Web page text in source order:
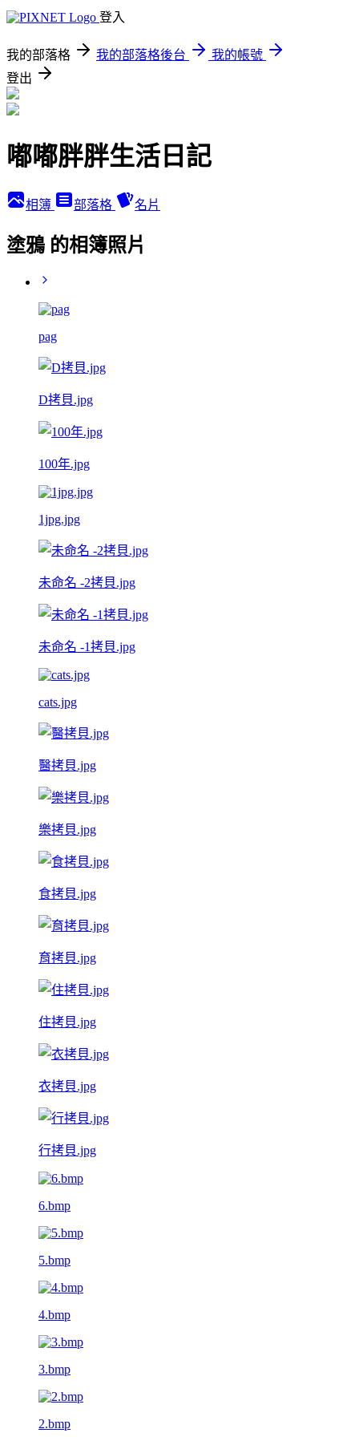
登入
我的部落格 我的部落格後台
我的帳號
登出
嘟嘟胖胖生活日記
相簿 部落格 名片
塗鴉 的相簿照片
pag
D拷貝.jpg
100年.jpg
1jpg.jpg
未命名 -2拷貝.jpg
未命名 -1拷貝.jpg
cats.jpg
醫拷貝.jpg
樂拷貝.jpg
食拷貝.jpg
育拷貝.jpg
住拷貝.jpg
衣拷貝.jpg
行拷貝.jpg
6.bmp
5.bmp
4.bmp
3.bmp
2.bmp